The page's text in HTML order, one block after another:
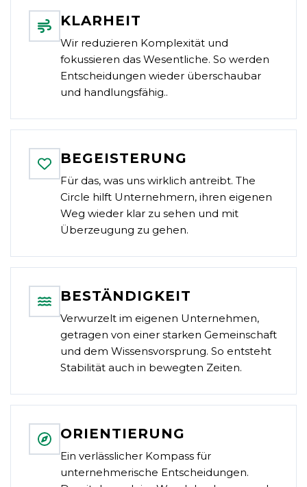
KLARHEIT
Wir reduzieren Komplexität und
fokussieren das Wesentliche. So werden
Entscheidungen wieder überschaubar
und handlungsfähig..
BEGEISTERUNG
Für das, was uns wirklich antreibt. The
Circle hilft Unternehmern, ihren eigenen
Weg wieder klar zu sehen und mit
Überzeugung zu gehen.
BESTÄNDIGKEIT
Verwurzelt im eigenen Unternehmen,
getragen von einer starken Gemeinschaft
und dem Wissensvorsprung. So entsteht
Stabilität auch in bewegten Zeiten.
ORIENTIERUNG
Ein verlässlicher Kompass für
unternehmerische Entscheidungen.